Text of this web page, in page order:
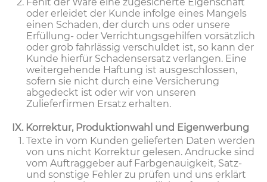
oder erleidet der Kunde infolge eines Mangels
einen Schaden, der durch uns oder unsere
Erfüllung- oder Verrichtungsgehilfen vorsätzlich
oder grob fahrlässig verschuldet ist, so kann der
Kunde hierfür Schadensersatz verlangen. Eine
weitergehende Haftung ist ausgeschlossen,
sofern sie nicht durch eine Versicherung
abgedeckt ist oder wir von unseren
Zulieferfirmen Ersatz erhalten.
IX. Korrektur, Produktionwahl und Eigenwerbung
Texte in vom Kunden gelieferten Daten werden
von uns nicht Korrektur gelesen. Andrucke sind
vom Auftraggeber auf Farbgenauigkeit, Satz-
und sonstige Fehler zu prüfen und uns erklärt